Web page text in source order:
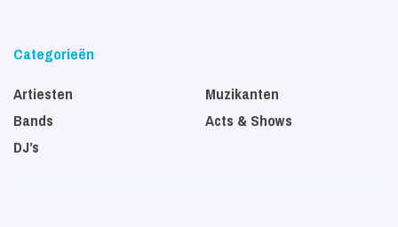
Categorieën
Artiesten
Bands
DJ’s
Muzikanten
Acts & Shows